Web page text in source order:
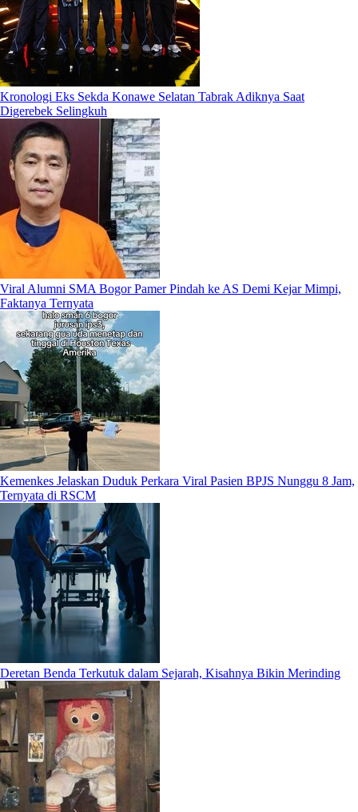
Kronologi Eks Sekda Konawe Selatan Tabrak Adiknya Saat
Digerebek Selingkuh
Viral Alumni SMA Bogor Pamer Pindah ke AS Demi Kejar Mimpi,
Faktanya Ternyata
Kemenkes Jelaskan Duduk Perkara Viral Pasien BPJS Nunggu 8 Jam,
Ternyata di RSCM
Deretan Benda Terkutuk dalam Sejarah, Kisahnya Bikin Merinding